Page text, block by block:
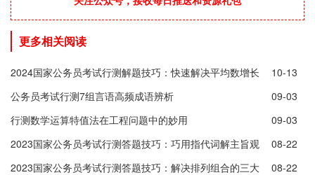
更多相关阅读
2024国家公务员考试行测解题技巧：快速解决平均数增长
率问题
10-13
公务员考试行测7组言语高频成语辨析
09-03
行测数学运算特值法在工程问题中的妙用
09-03
2023国家公务员考试行测答题技巧：巧用指代词解主旨观
点题
08-22
2023国家公务员考试行测答题技巧：解决排列组合的三大
08-22